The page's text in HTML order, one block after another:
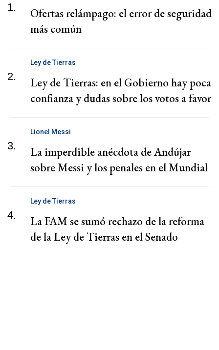
1.
Ofertas relámpago: el error de seguridad
más común
2.
Ley de Tierras
Ley de Tierras: en el Gobierno hay poca
confianza y dudas sobre los votos a favor
3.
Lionel Messi
La imperdible anécdota de Andújar
sobre Messi y los penales en el Mundial
4.
Ley de Tierras
La FAM se sumó rechazo de la reforma
de la Ley de Tierras en el Senado